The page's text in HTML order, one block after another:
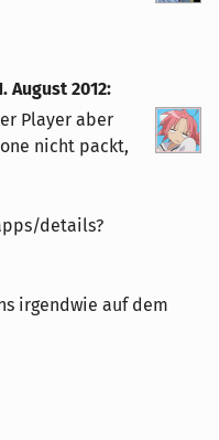
August 2012:
Player aber
nicht packt,
details?
irgendwie auf dem